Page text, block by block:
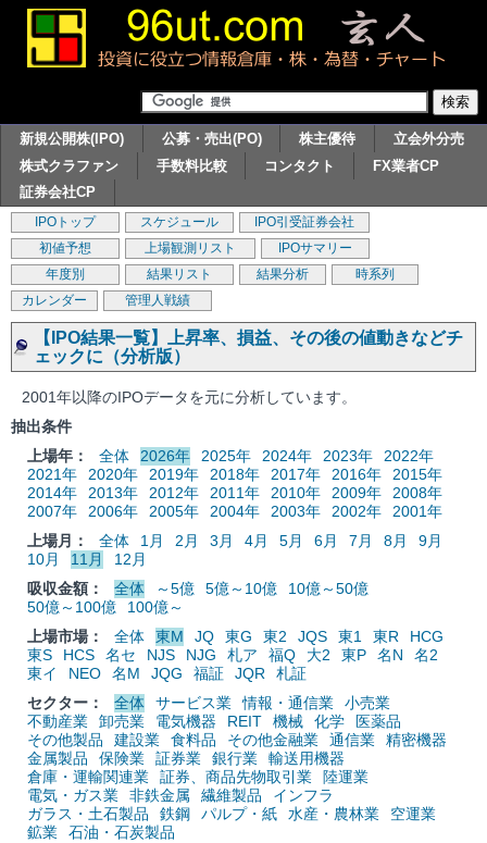
新規公開株(IPO) 公募・売出(PO) 株主優待
立会外分売
株式クラファン
手数料比較 コンタクト
FX業者CP
証券会社CP
IPOトップ スケジュール
IPO引受証券会社
初値予想
上場観測リスト
IPOサマリー
年度別
結果リスト 結果分析
時系列
カレンダー
管理人戦績
【IPO結果一覧】上昇率、損益、その後の値動きなどチ
ェックに（分析版）
2001年以降のIPOデータを元に分析しています。
抽出条件
上場年：
全体 2026年 2025年 2024年 2023年
2022年
2021年
2020年 2019年 2018年 2017年 2016年
2015年
2014年
2013年 2012年 2011年 2010年 2009年
2008年
2007年
2006年 2005年 2004年 2003年 2002年
2001年
上場月：
全体 1月 2月 3月 4月 5月 6月 7月 8月
9月
10月
11月
12月
吸収金額：
全体 ～5億 5億～10億
10億～50億
50億～100億
100億～
上場市場：
全体 東M JQ 東G 東2 JQS 東1 東R
HCG
東S
HCS 名セ NJS NJG 札ア 福Q 大2 東P 名N
名2
東イ
NEO 名M JQG 福証 JQR
札証
セクター：
全体 サービス業 情報・通信業
小売業
不動産業
卸売業 電気機器 REIT 機械 化学
医薬品
その他製品
建設業 食料品 その他金融業 通信業
精密機器
金属製品
保険業 証券業 銀行業
輸送用機器
倉庫・運輸関連業
証券、商品先物取引業
陸運業
電気・ガス業
非鉄金属 繊維製品
インフラ
ガラス・土石製品
鉄鋼 パルプ・紙 水産・農林業
空運業
鉱業
石油・石炭製品